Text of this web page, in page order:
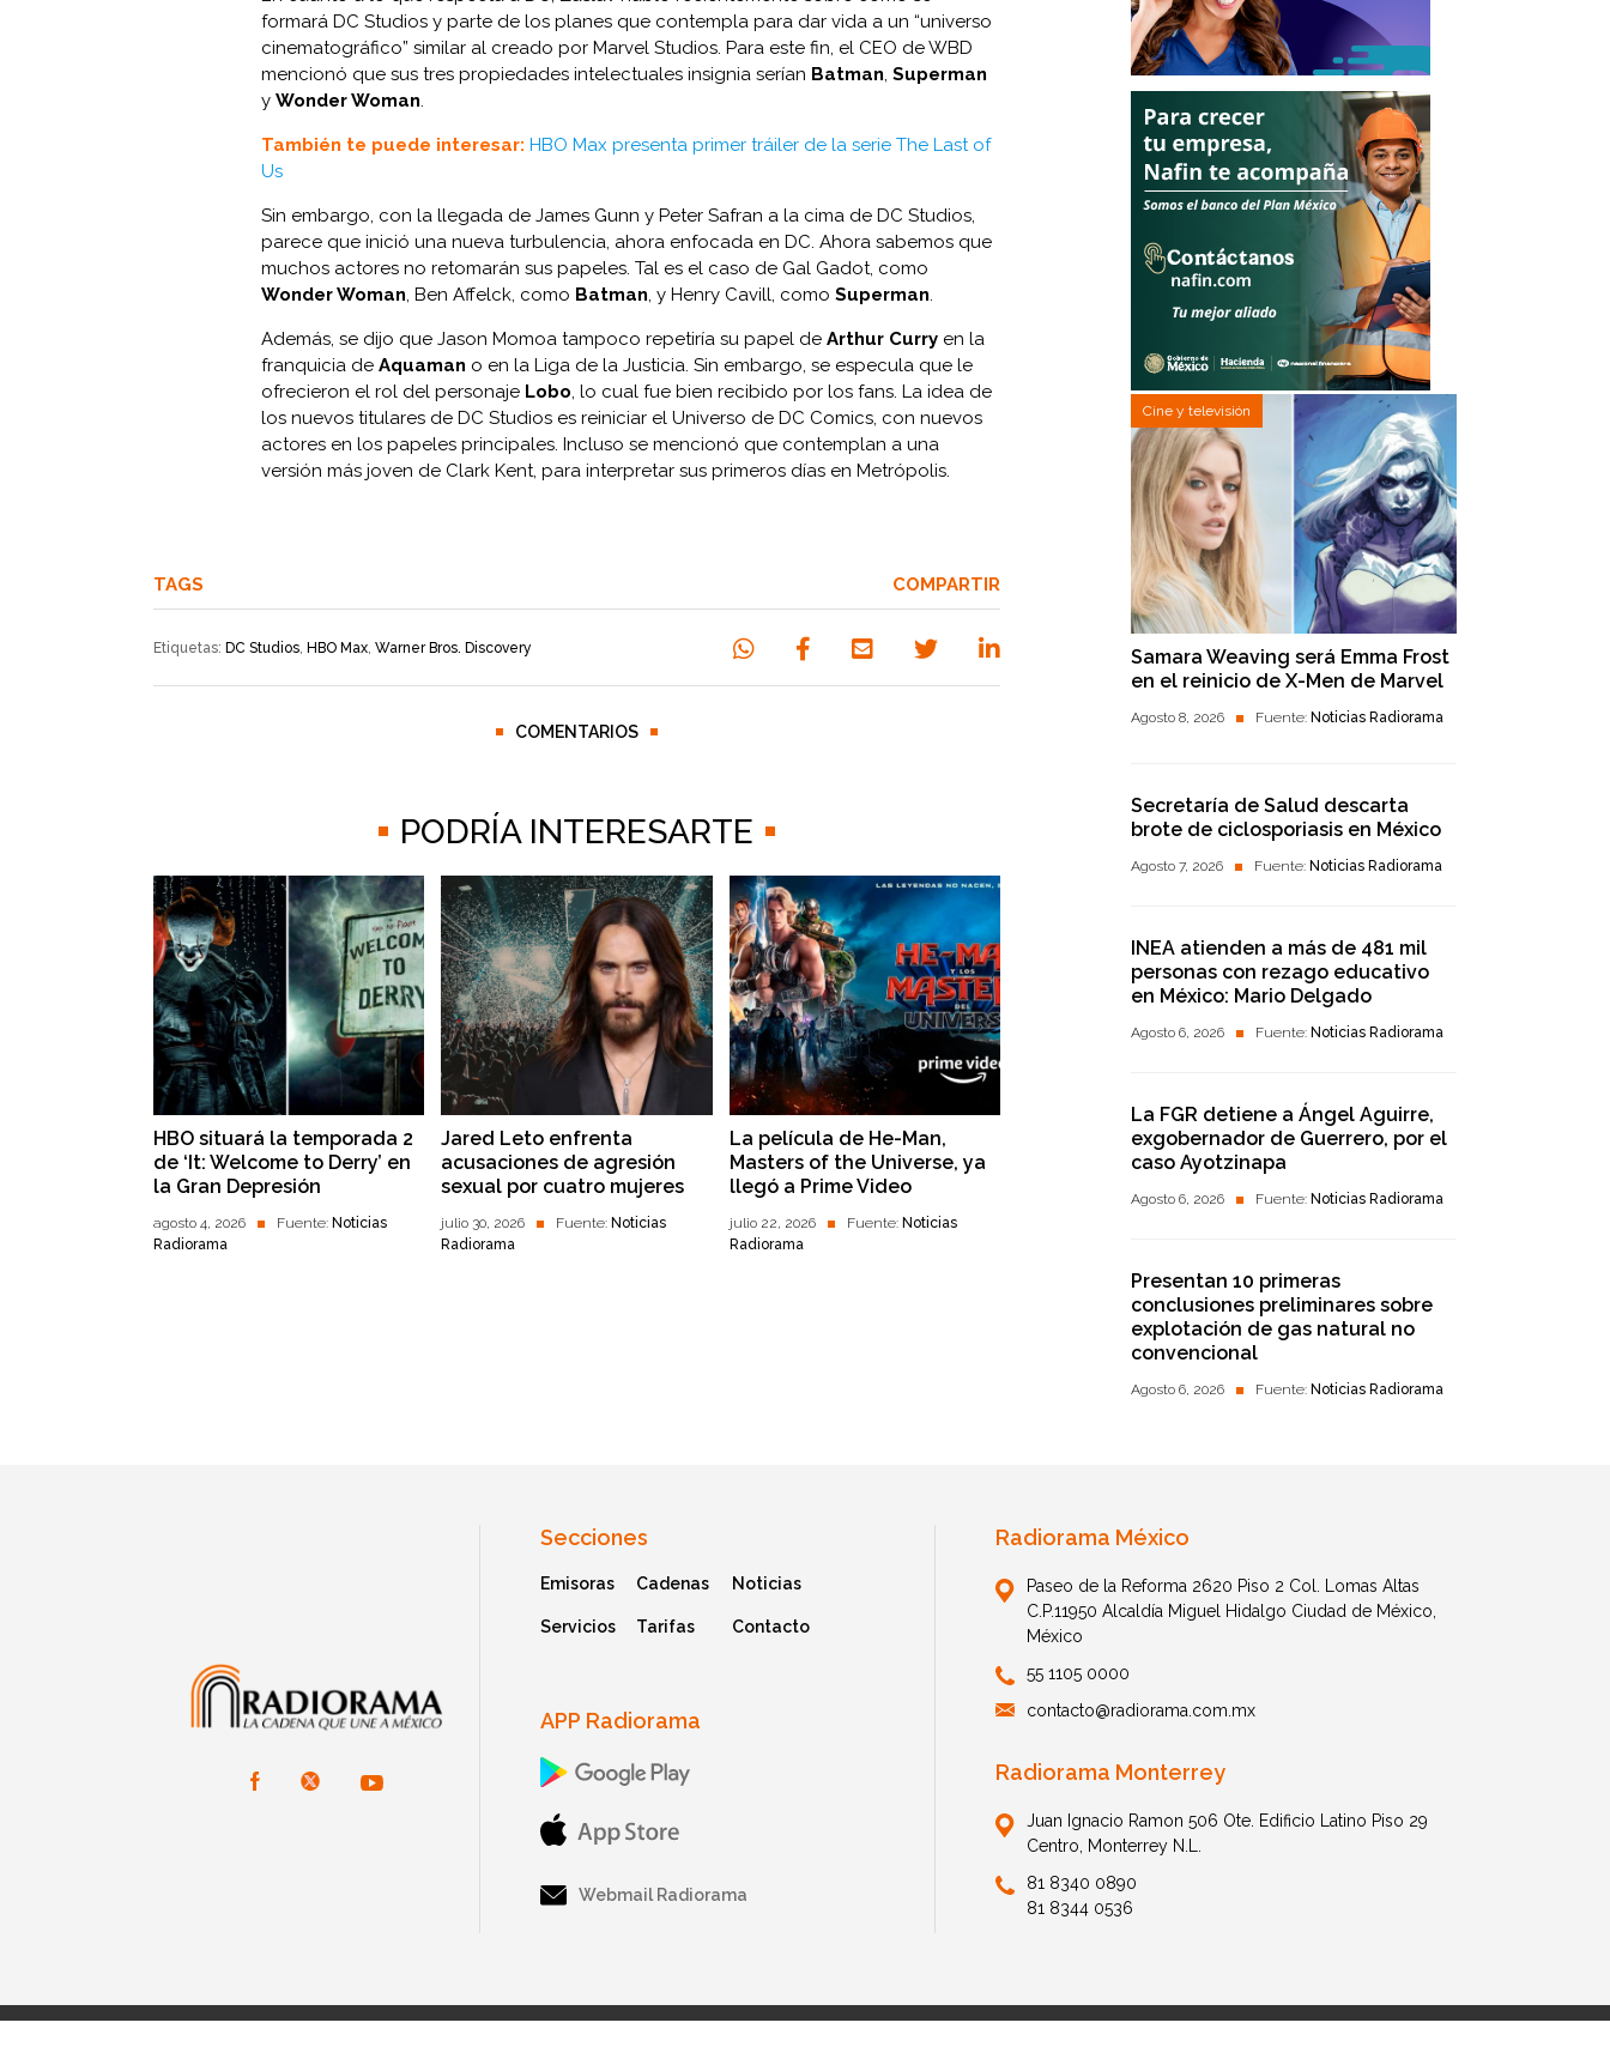
formará DC Studios y parte de los planes que contempla para dar vida a un “universo
cinematográfico” similar al creado por Marvel Studios. Para este fin, el CEO de WBD
mencionó que sus tres propiedades intelectuales insignia serían Batman, Superman
y Wonder Woman.
También te puede interesar: HBO Max presenta primer tráiler de la serie The Last of
Us
Sin embargo, con la llegada de James Gunn y Peter Safran a la cima de DC Studios,
parece que inició una nueva turbulencia, ahora enfocada en DC. Ahora sabemos que
muchos actores no retomarán sus papeles. Tal es el caso de Gal Gadot, como
Wonder Woman, Ben Affelck, como Batman, y Henry Cavill, como Superman.
Además, se dijo que Jason Momoa tampoco repetiría su papel de Arthur Curry en la
franquicia de Aquaman o en la Liga de la Justicia. Sin embargo, se especula que le
ofrecieron el rol del personaje Lobo, lo cual fue bien recibido por los fans. La idea de
los nuevos titulares de DC Studios es reiniciar el Universo de DC Comics, con nuevos
actores en los papeles principales. Incluso se mencionó que contemplan a una
versión más joven de Clark Kent, para interpretar sus primeros días en Metrópolis.
TAGS
Etiquetas: DC Studios HBO Max Warner Bros. Discovery
COMPARTIR
COMENTARIOS
PODRÍA INTERESARTE
HBO situará la temporada 2
de ‘It: Welcome to Derry’ en
la Gran Depresión
agosto 4, 2026 Fuente: Noticias
Radiorama
Jared Leto enfrenta
acusaciones de agresión
sexual por cuatro mujeres
julio 30, 2026 Fuente:Noticias
Radiorama
La película de He-Man,
Masters of the Universe, ya
llegó a Prime Video
julio 22, 2026 Fuente: Noticias
Radiorama
Cine y televisión
Samara Weaving será Emma Frost
en el reinicio de X-Men de Marvel
Agosto 8, 2026 Fuente: Noticias Radiorama
Secretaría de Salud descarta
brote de ciclosporiasis en México
Agosto 7, 2026 Fuente: Noticias Radiorama
INEA atienden a más de 481 mil
personas con rezago educativo
en México: Mario Delgado
Agosto 6, 2026 Fuente: Noticias Radiorama
La FGR detiene a Ángel Aguirre,
exgobernador de Guerrero, por el
caso Ayotzinapa
Agosto 6, 2026 Fuente: Noticias Radiorama
Presentan 10 primeras
conclusiones preliminares sobre
explotación de gas natural no
convencional
Agosto 6, 2026 Fuente: Noticias Radiorama
Secciones
Emisoras Cadenas Noticias
Servicios Tarifas Contacto
APP Radiorama
Webmail Radiorama
Radiorama México
Paseo de la Reforma 2620 Piso 2 Col. Lomas Altas
C.P.11950 Alcaldía Miguel Hidalgo Ciudad de México,
México
55 1105 0000
contacto@radiorama.com.mx
Radiorama Monterrey
Juan Ignacio Ramon 506 Ote. Edificio Latino Piso 29
Centro, Monterrey N.L.
81 8340 0890
81 8344 0536